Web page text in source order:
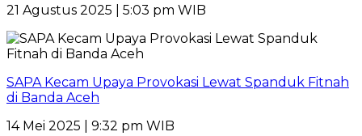
21 Agustus 2025 | 5:03 pm WIB
SAPA Kecam Upaya Provokasi Lewat Spanduk Fitnah
di Banda Aceh
14 Mei 2025 | 9:32 pm WIB